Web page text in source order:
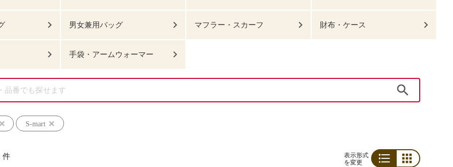
男女兼用バッグ マフラー・スカーフ 財布・ケース
手袋・アームウォーマー
S-mart
件
表示形式
を変更